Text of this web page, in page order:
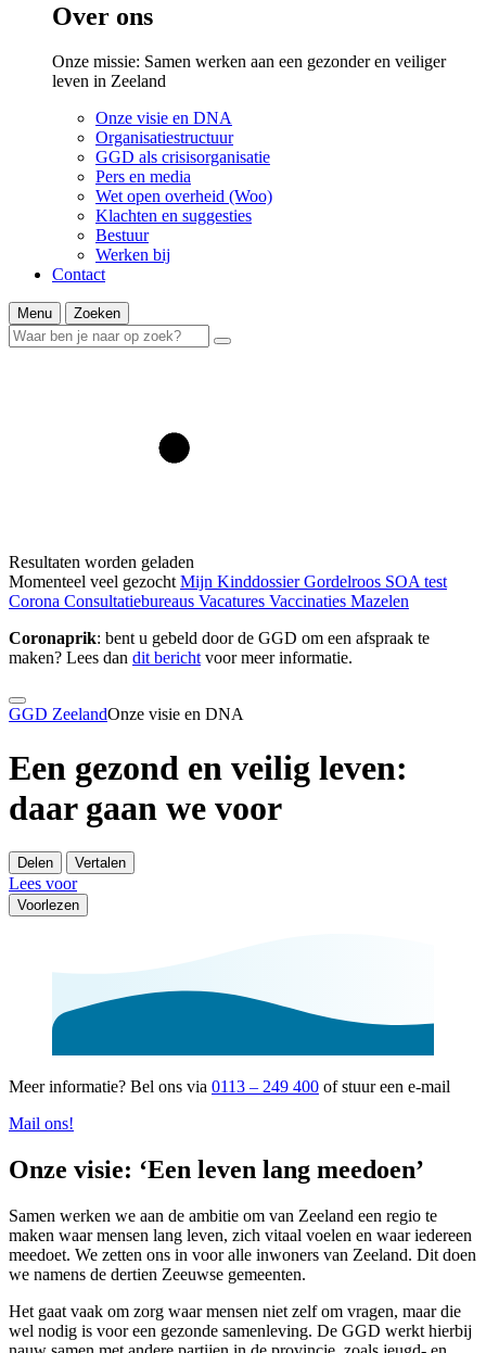
Over ons
Onze missie: Samen werken aan een gezonder en veiliger
leven in Zeeland
Onze visie en DNA
Organisatiestructuur
GGD als crisisorganisatie
Pers en media
Wet open overheid (Woo)
Klachten en suggesties
Bestuur
Werken bij
Contact
Menu Zoeken
Resultaten worden geladen
Momenteel veel gezocht Mijn KinddossierGordelroos SOA test
Corona Consultatiebureaus Vacatures Vaccinaties Mazelen
Coronaprik: bent u gebeld door de GGD om een afspraak te
maken? Lees dan dit berichtvoor meer informatie.
GGD ZeelandOnze visie en DNA
Een gezond en veilig leven:
daar gaan we voor
Delen Vertalen
Lees voor
Voorlezen
Meer informatie? Bel ons via 0113 – 249 400 of stuur een e-mail
Mail ons!
Onze visie: ‘Een leven lang meedoen’
Samen werken we aan de ambitie om van Zeeland een regio te
maken waar mensen lang leven, zich vitaal voelen en waar iedereen
meedoet. We zetten ons in voor alle inwoners van Zeeland. Dit doen
we namens de dertien Zeeuwse gemeenten.
Het gaat vaak om zorg waar mensen niet zelf om vragen, maar die
wel nodig is voor een gezonde samenleving. De GGD werkt hierbij